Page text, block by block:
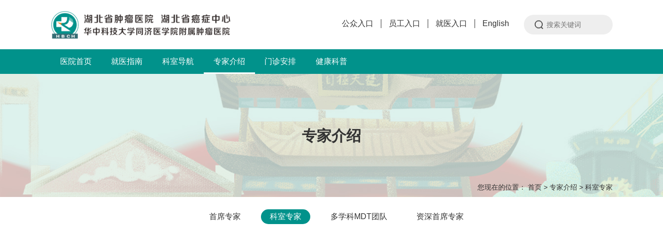
公众入口 员工入口 就医入口 English
医院首页 就医指南 科室导航 专家介绍 门诊安排 健康科普
专家介绍
您现在的位置： 首页> 专家介绍 > 科室专家
首席专家 科室专家 多学科MDT团队 资深首席专家